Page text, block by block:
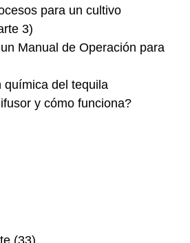
para un cultivo
3)
Manual de Operación para
química del tequila
y cómo funciona?
(33)